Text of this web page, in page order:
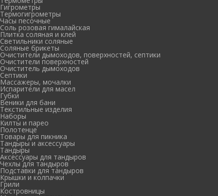
Гигрометры
Термогигрометры
Часы песочные
Соль розовая гималайская
Плитка соляная и клей
Светильники соляные
Соляные брикеты
Очистители дымоходов, поверхностей, септики
Очистители поверхностей
Очиститель дымоходов
Септики
Массажеры, мочалки
Испарители для масел
Губки
Веники для бани
Текстильные изделия
Наборы
Килты и парео
Полотенце
Товары для пикника
Тандыры и аксессуары
Тандыры
Аксессуары для тандыров
Чехлы для тандыров
Подставки для тандыров
Крышки и колпачки
Грили
Костровницы